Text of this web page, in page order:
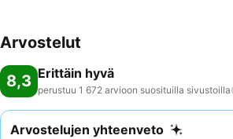
Arvostelut
8,3 Erittäin hyvä
perustuu 1 672 arvioon suosituilla sivustoilla
Arvostelujen yhteenveto